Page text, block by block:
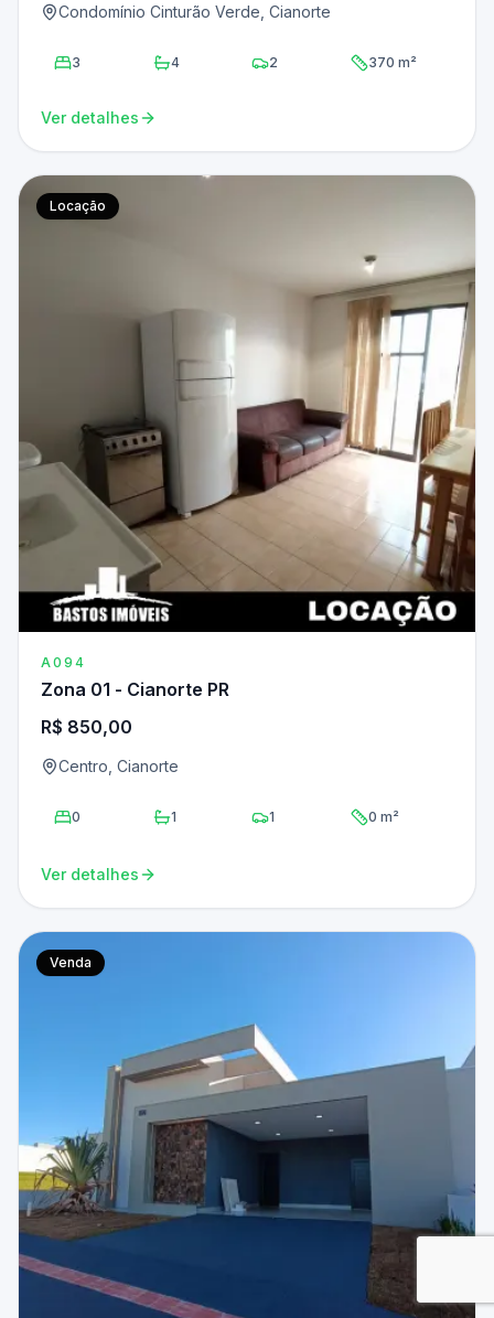
Condomínio Cinturão Verde, Cianorte
3 4 2 370 m²
Ver detalhes
Locação
A094
Zona 01 - Cianorte PR
R$ 850,00
Centro, Cianorte
0 1 1 0 m²
Ver detalhes
Venda